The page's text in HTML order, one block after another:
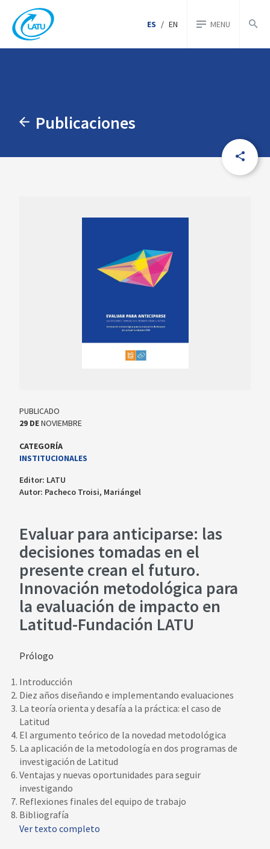
ES / EN MENU
Publicaciones
PUBLICADO
29 DENOVIEMBRE
CATEGORÍA
INSTITUCIONALES
Editor: LATU
Autor: Pacheco Troisi, Mariángel
Evaluar para anticiparse: las
decisiones tomadas en el
presente crean el futuro.
Innovación metodológica para
la evaluación de impacto en
Latitud-Fundación LATU
Prólogo
Introducción
Diez años diseñando e implementando evaluaciones
La teoría orienta y desafía a la práctica: el caso de
Latitud
El argumento teórico de la novedad metodológica
La aplicación de la metodología en dos programas de
investigación de Latitud
Ventajas y nuevas oportunidades para seguir
investigando
Reflexiones finales del equipo de trabajo
Bibliografía
Ver texto completo